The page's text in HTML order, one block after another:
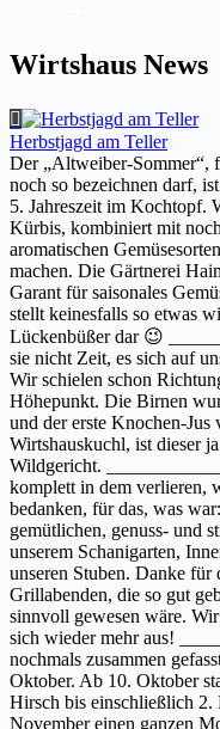
Wirtshaus News
Herbstjagd am Teller
Der „Altweiber-Sommer“,
noch so bezeichnen darf,
5. Jahreszeit im Kochtopf.
Kürbis, kombiniert mit
aromatischen
machen. Die Gärtnerei
Garant für saisonales
stellt keinesfalls so etwas
Lückenbüßer dar 😉
sie nicht Zeit, es sich auf
Wir schielen schon
Höhepunkt. Die Birnen
und der erste Knochen-Jus
Wirtshauskuchl, ist dieser
Wildgericht.
komplett in dem verlieren,
bedanken, für das, was
gemütlichen, genuss- und
unserem Schanigarten,
unseren Stuben. Danke für
Grillabenden, die so gut
sinnvoll gewesen wäre.
sich wieder mehr aus!
nochmals zusammen
Oktober. Ab 10. Oktober
Hirsch bis einschließlich 2.
November einen ganzen